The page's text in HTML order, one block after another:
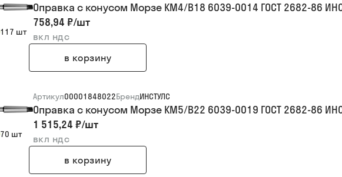
117 шт
Оправка с конусом Морзе КМ4/В18 6039-0014 ГОСТ 2682-86
758,94 ₽/шт
вкл ндс
в корзину
70 шт
Артикул00001848022БрендИНСТУЛС
Оправка с конусом Морзе КМ5/В22 6039-0019 ГОСТ 2682-86
1 515,24 ₽/шт
вкл ндс
в корзину